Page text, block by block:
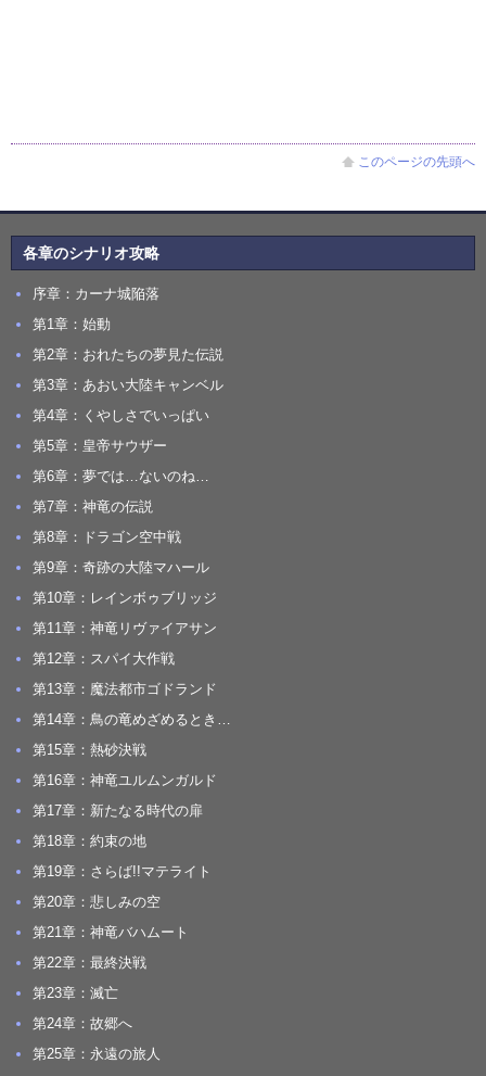
このページの先頭へ
各章のシナリオ攻略
序章：カーナ城陥落
第1章：始動
第2章：おれたちの夢見た伝説
第3章：あおい大陸キャンベル
第4章：くやしさでいっぱい
第5章：皇帝サウザー
第6章：夢では…ないのね…
第7章：神竜の伝説
第8章：ドラゴン空中戦
第9章：奇跡の大陸マハール
第10章：レインボゥブリッジ
第11章：神竜リヴァイアサン
第12章：スパイ大作戦
第13章：魔法都市ゴドランド
第14章：鳥の竜めざめるとき…
第15章：熱砂決戦
第16章：神竜ユルムンガルド
第17章：新たなる時代の扉
第18章：約束の地
第19章：さらば!!マテライト
第20章：悲しみの空
第21章：神竜バハムート
第22章：最終決戦
第23章：滅亡
第24章：故郷へ
第25章：永遠の旅人